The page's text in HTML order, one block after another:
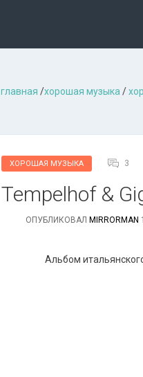
главная /хорошая музыкa /
ХОРОШАЯ МУЗЫКА 3
Tempelhof &
ОПУБЛИКОВАЛ MIRRORMAN
Альбом